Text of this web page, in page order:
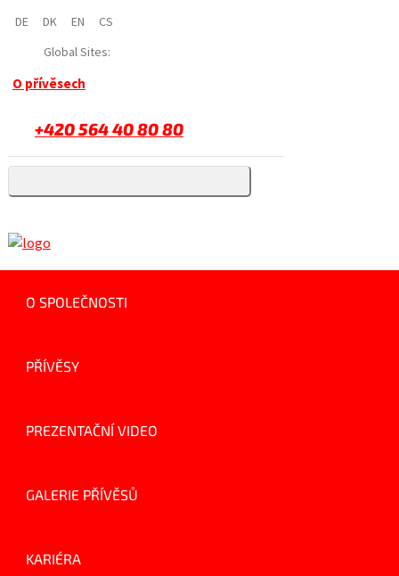
DE DK EN
CS
Global Sites:
O přívěsech
+420 564 40 80 80
O SPOLEČNOSTI
PŘÍVĚSY
PREZENTAČNÍ VIDEO
GALERIE PŘÍVĚSŮ
KARIÉRA